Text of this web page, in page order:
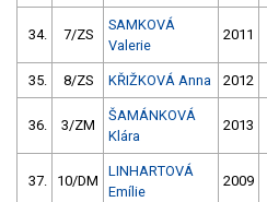
34. 7/ZS
SAMKOVÁ
Valerie
2011
35. 8/ZS KŘIŽKOVÁ Anna 2012
36. 3/ZM
ŠAMÁNKOVÁ
Klára
2013
37. 10/DM
LINHARTOVÁ
Emílie
2009